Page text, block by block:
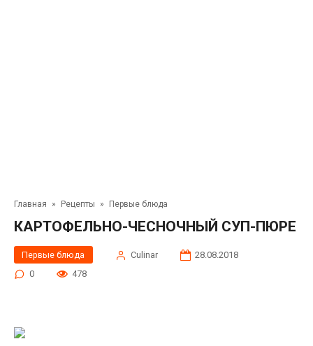
Главная » Рецепты » Первые блюда
КАРТОФЕЛЬНО-ЧЕСНОЧНЫЙ СУП-ПЮРЕ
Первые блюда Сulinar
28.08.2018
0
478